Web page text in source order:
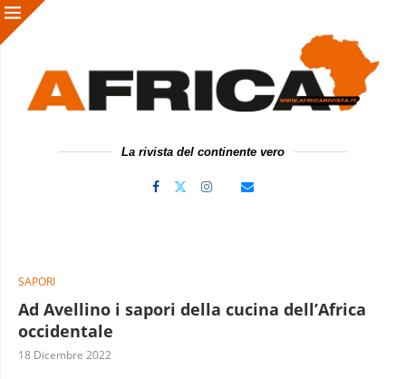
La rivista del continente vero
SAPORI
Ad Avellino i sapori della cucina dell’Africa
occidentale
18 Dicembre 2022